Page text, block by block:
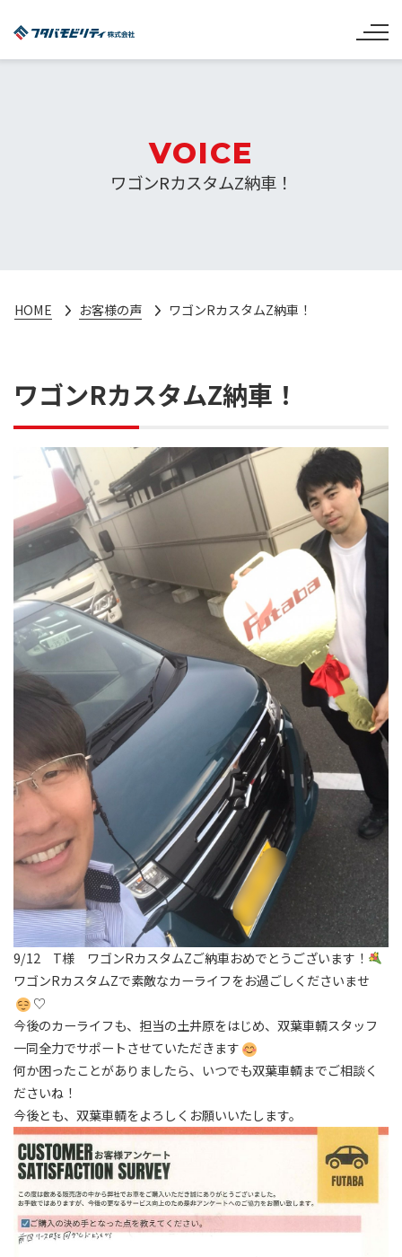
VOICE
ワゴンRカスタムZ納車！
HOME お客様の声 ワゴンRカスタムZ納車！
ワゴンRカスタムZ納車！
9/12 T様 ワゴンRカスタムZご納車おめでとうございます！
ワゴンRカスタムZで素敵なカーライフをお過ごしくださいませ
♡
今後のカーライフも、担当の土井原をはじめ、双葉車輌スタッフ
一同全力でサポートさせていただきます
何か困ったことがありましたら、いつでも双葉車輌までご相談く
ださいね！
今後とも、双葉車輌をよろしくお願いいたします。